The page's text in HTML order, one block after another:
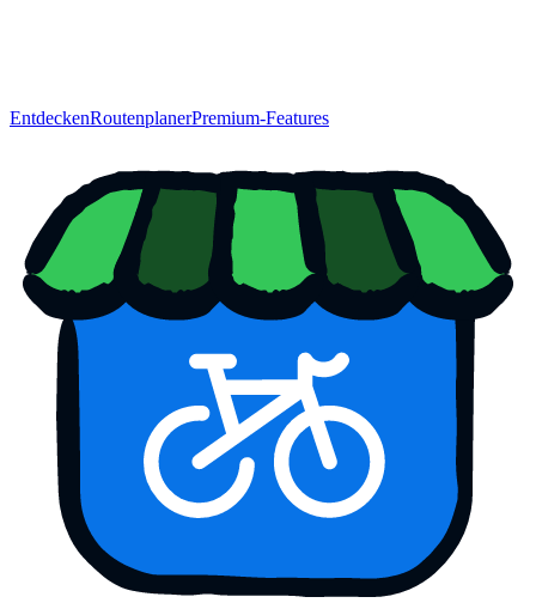
EntdeckenRoutenplanerPremium-Features